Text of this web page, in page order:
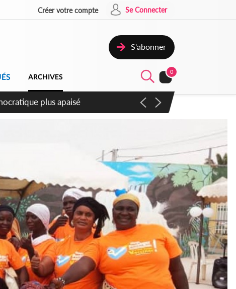
Créer votre compte Se Connecter
S'abonner
ARCHIVES
0
du samedi